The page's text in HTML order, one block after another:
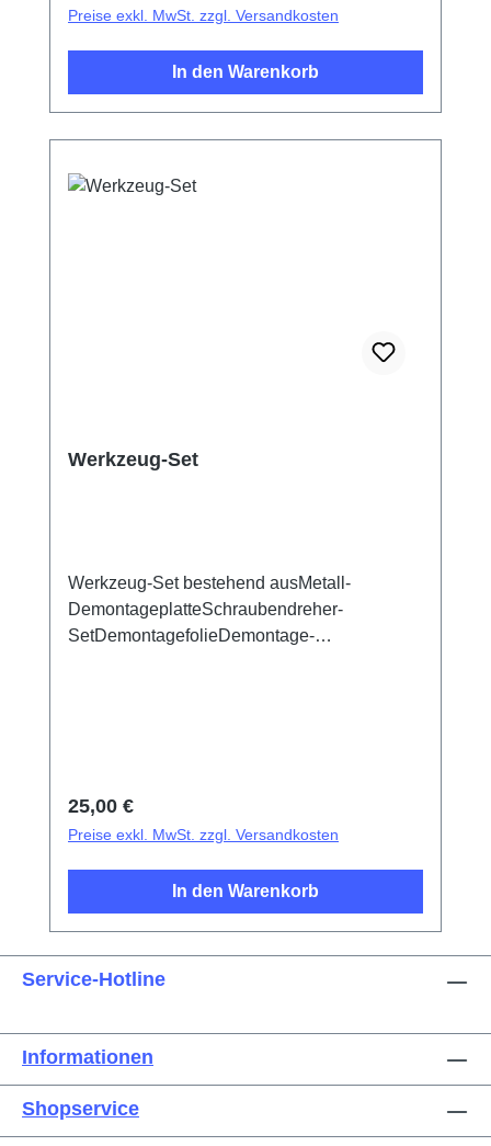
Preise exkl. MwSt. zzgl. Versandkosten
In den Warenkorb
Werkzeug-Set
Werkzeug-Set bestehend ausMetall-
DemontageplatteSchraubendreher-
SetDemontagefolieDemontage-
Demontageplättchen
Regulärer Preis:
25,00 €
Preise exkl. MwSt. zzgl. Versandkosten
In den Warenkorb
Service-Hotline
Informationen
Shopservice